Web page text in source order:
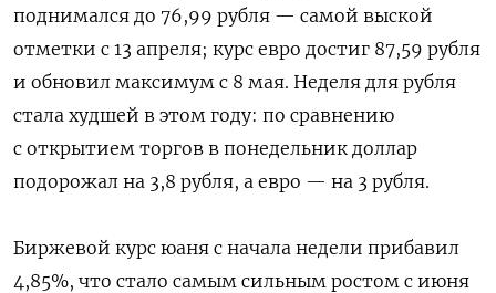
поднимался до 76,99 рубля — самой выской
отметки с 13 апреля; курс евро достиг 87,59 рубля
и обновил максимум с 8 мая. Неделя для рубля
стала худшей в этом году: по сравнению
с открытием торгов в понедельник доллар
подорожал на 3,8 рубля, а евро — на 3 рубля.
Биржевой курс юаня с начала недели прибавил
4,85%, что стало самым сильным ростом с июня